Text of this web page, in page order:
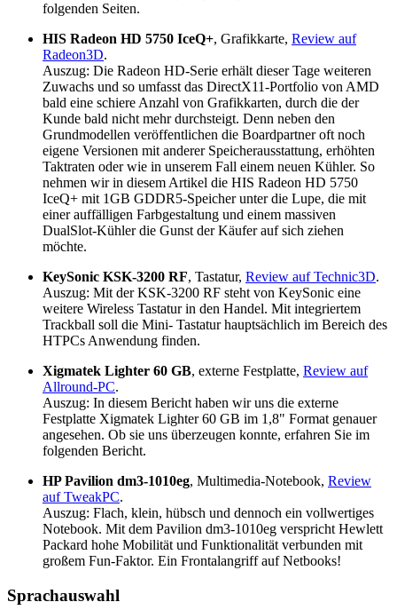
folgenden Seiten.
HIS Radeon HD 5750 IceQ+, Grafikkarte, Review auf
Radeon3D.
Auszug: Die Radeon HD-Serie erhält dieser Tage weiteren
Zuwachs und so umfasst das DirectX11-Portfolio von AMD
bald eine schiere Anzahl von Grafikkarten, durch die der
Kunde bald nicht mehr durchsteigt. Denn neben den
Grundmodellen veröffentlichen die Boardpartner oft noch
eigene Versionen mit anderer Speicherausstattung, erhöhten
Taktraten oder wie in unserem Fall einem neuen Kühler. So
nehmen wir in diesem Artikel die HIS Radeon HD 5750
IceQ+ mit 1GB GDDR5-Speicher unter die Lupe, die mit
einer auffälligen Farbgestaltung und einem massiven
DualSlot-Kühler die Gunst der Käufer auf sich ziehen
möchte.
KeySonic KSK-3200 RF, Tastatur, Review auf Technic3D.
Auszug: Mit der KSK-3200 RF steht von KeySonic eine
weitere Wireless Tastatur in den Handel. Mit integriertem
Trackball soll die Mini- Tastatur hauptsächlich im Bereich des
HTPCs Anwendung finden.
Xigmatek Lighter 60 GB, externe Festplatte, Review auf
Allround-PC.
Auszug: In diesem Bericht haben wir uns die externe
Festplatte Xigmatek Lighter 60 GB im 1,8" Format genauer
angesehen. Ob sie uns überzeugen konnte, erfahren Sie im
folgenden Bericht.
HP Pavilion dm3-1010eg, Multimedia-Notebook, Review
auf TweakPC.
Auszug: Flach, klein, hübsch und dennoch ein vollwertiges
Notebook. Mit dem Pavilion dm3-1010eg verspricht Hewlett
Packard hohe Mobilität und Funktionalität verbunden mit
großem Fun-Faktor. Ein Frontalangriff auf Netbooks!
Sprachauswahl